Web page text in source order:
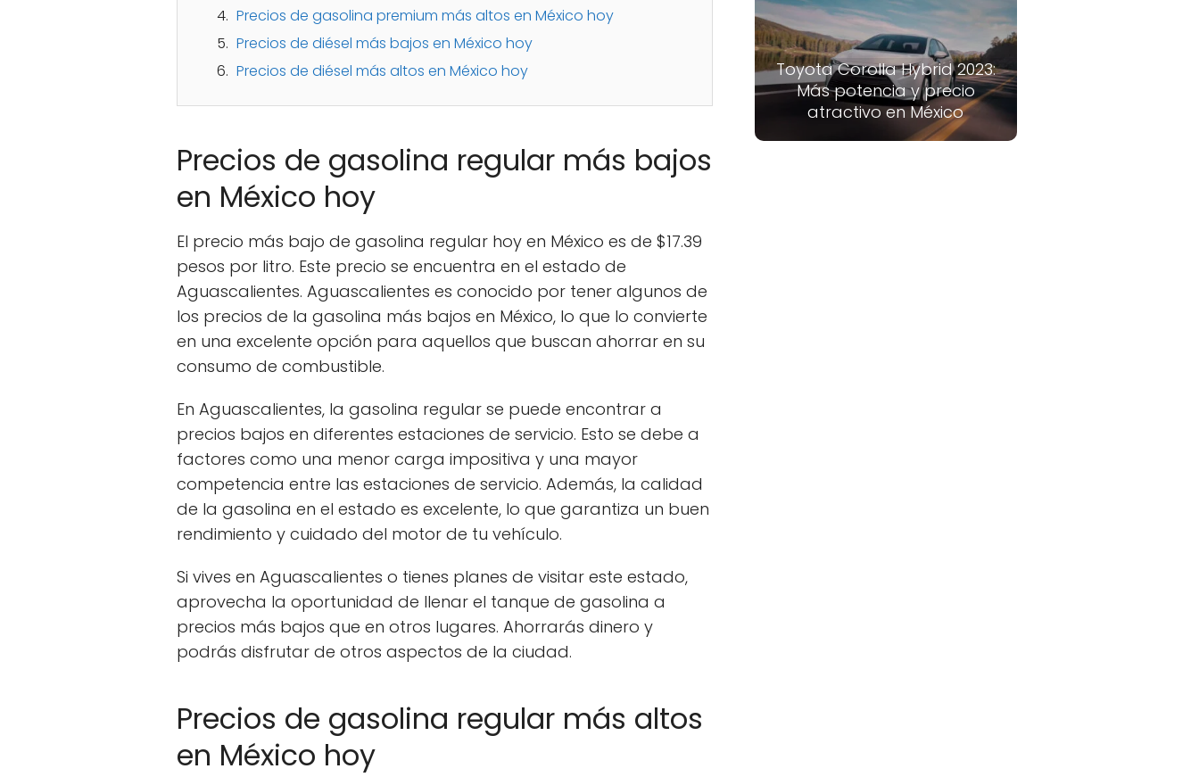
Precios de gasolina premium más altos en México hoy
Precios de diésel más bajos en México hoy
Precios de diésel más altos en México hoy
Precios de gasolina regular más bajos
en México hoy
El precio más bajo de gasolina regular hoy en México es de $17.39
pesos por litro. Este precio se encuentra en el estado de
Aguascalientes. Aguascalientes es conocido por tener algunos de
los precios de la gasolina más bajos en México, lo que lo convierte
en una excelente opción para aquellos que buscan ahorrar en su
consumo de combustible.
En Aguascalientes, la gasolina regular se puede encontrar a
precios bajos en diferentes estaciones de servicio. Esto se debe a
factores como una menor carga impositiva y una mayor
competencia entre las estaciones de servicio. Además, la calidad
de la gasolina en el estado es excelente, lo que garantiza un buen
rendimiento y cuidado del motor de tu vehículo.
Si vives en Aguascalientes o tienes planes de visitar este estado,
aprovecha la oportunidad de llenar el tanque de gasolina a
precios más bajos que en otros lugares. Ahorrarás dinero y
podrás disfrutar de otros aspectos de la ciudad.
Precios de gasolina regular más altos
en México hoy
Toyota Corolla Hybrid 2023:
Más potencia y precio
atractivo en México